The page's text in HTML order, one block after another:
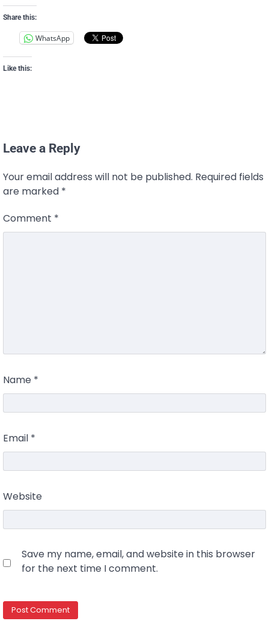
Share this:
WhatsApp
Like this:
Leave a Reply
Your email address will not be published. Required fields
are marked *
Comment *
Name *
Email *
Website
Save my name, email, and website in this browser
for the next time I comment.